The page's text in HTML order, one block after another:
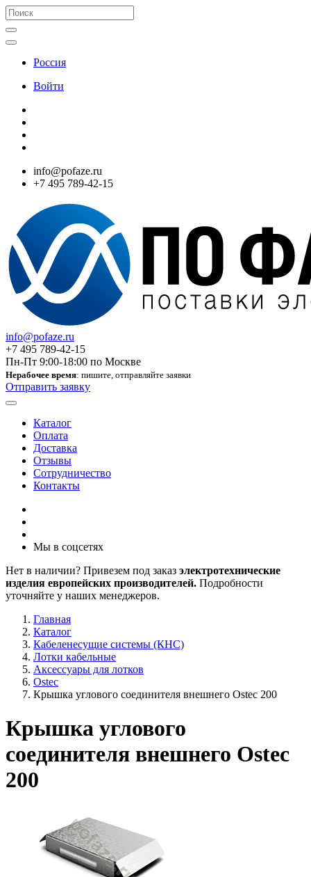
Россия
Войти
info@pofaze.ru
+7 495 789-42-15
info@pofaze.ru
+7 495 789-42-15
Пн-Пт 9:00-18:00 по Москве
Нерабочее время: пишите, отправляйте заявки
Отправить заявку
Каталог
Оплата
Доставка
Отзывы
Сотрудничество
Контакты
Мы в соцсетях
Нет в наличии? Привезем под заказ электротехнические
изделия европейских производителей. Подробности
уточняйте у наших менеджеров.
Главная
Каталог
Кабеленесущие системы (КНС)
Лотки кабельные
Аксессуары для лотков
Ostec
Крышка углового соединителя внешнего Ostec 200
Крышка углового
соединителя внешнего Ostec
200